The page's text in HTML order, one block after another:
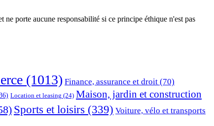
porte aucune responsabilité si ce principe éthique n'est pas
(1013) Finance, assurance et droit (70)
Location et leasing (24) Maison, jardin et construction
Sports et loisirs (339) Voiture, vélo et transports